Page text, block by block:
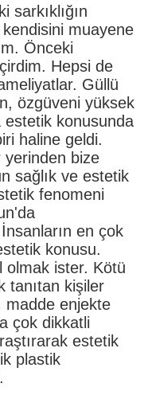
sarkıklığın
muayene
Önceki
Hepsi de
Güllü
özgüveni yüksek
estetik konusunda
haline geldi.
yerinden bize
sağlık ve estetik
fenomeni
en çok
konusu.
olmak ister. Kötü
tanıtan kişiler
madde enjekte
çok dikkatli
estetik
plastik